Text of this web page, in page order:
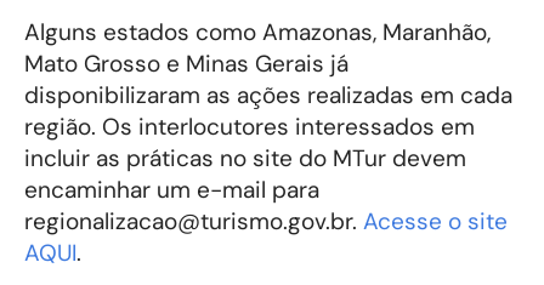
Alguns estados como Amazonas, Maranhão,
Mato Grosso e Minas Gerais já
disponibilizaram as ações realizadas em cada
região. Os interlocutores interessados em
incluir as práticas no site do MTur devem
encaminhar um e-mail para
regionalizacao@turismo.gov.br. Acesse o site
AQUI.